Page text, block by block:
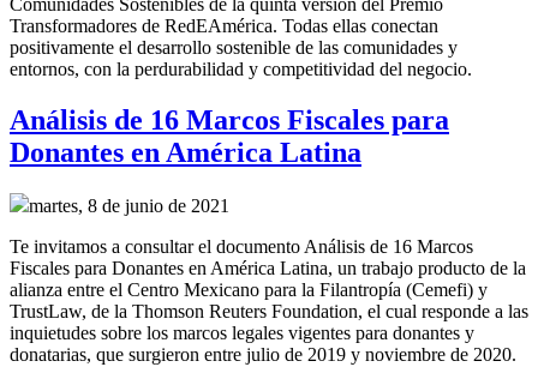
Comunidades Sostenibles de la quinta versión del Premio
Transformadores de RedEAmérica. Todas ellas conectan
positivamente el desarrollo sostenible de las comunidades y
entornos, con la perdurabilidad y competitividad del negocio.
Análisis de 16 Marcos Fiscales para
Donantes en América Latina
martes, 8 de junio de 2021
Te invitamos a consultar el documento Análisis de 16 Marcos
Fiscales para Donantes en América Latina, un trabajo producto de la
alianza entre el Centro Mexicano para la Filantropía (Cemefi) y
TrustLaw, de la Thomson Reuters Foundation, el cual responde a las
inquietudes sobre los marcos legales vigentes para donantes y
donatarias, que surgieron entre julio de 2019 y noviembre de 2020.